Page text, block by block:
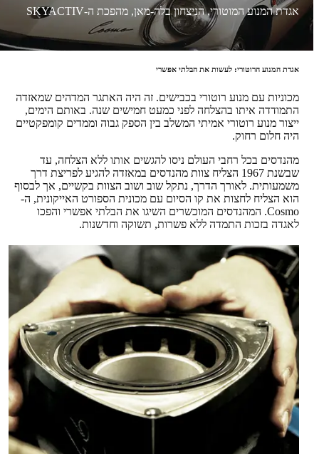
אגדת המנוע המוטורי, הניצחון בלה-מאן, מהפכת ה-SKYACTIV
אגדת המנוע הרוטורי: לעשות את הבלתי אפשרי
מכוניות עם מנוע רוטורי בכבישים. זה היה האתגר המדהים שמאזדה
התמודדה איתו בהצלחה לפני כמעט חמישים שנה. באותם הימים,
ייצור מנוע רוטורי אמיתי המשלב בין הספק גבוה וממדים קומפקטיים
היה חלום רחוק.
מהנדסים בכל רחבי העולם ניסו להגשים אותו ללא הצלחה, עד
שבשנת 1967 הצליח צוות מהנדסים במאזדה להגיע לפריצת דרך
משמעותית. לאורך הדרך, נתקל שוב ושוב הצוות בקשיים, אך לבסוף
הוא הצליח לחצות את קו הסיום עם מכונית הספורט האייקונית, ה-
Cosmo. המהנדסים המוכשרים השיגו את הבלתי אפשרי והפכו
לאגדה בזכות התמדה ללא פשרות, תשוקה וחדשנות.